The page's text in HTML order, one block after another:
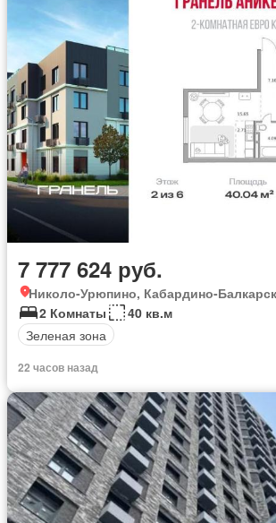
7 777 624 руб.
Николо-Урюпино, Кабардино-
2 Комнаты
40 кв.м
Зеленая зона
22 часов назад